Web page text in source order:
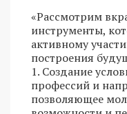
«Рассмотрим
инструменты,
активному
построения
1. Создание
профессий и
позволяющее